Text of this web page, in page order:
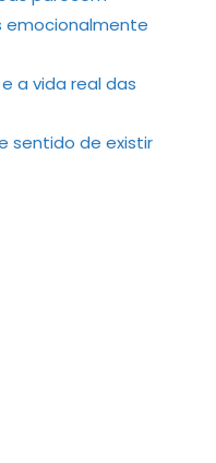
emocionalmente
a vida real das
sentido de existir